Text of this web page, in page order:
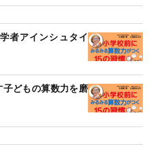
者アインシュタイ
どもの算数力を磨